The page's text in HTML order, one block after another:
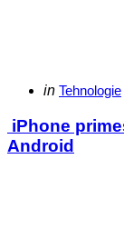
Categories
Posted
in Tehnologie
iPhone
Android